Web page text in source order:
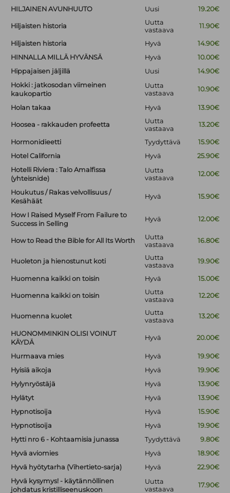
HILJAINEN AVUNHUUTO
Uusi 19.20€
Hiljaisten historia
Uutta
vastaava
11.90€
Hiljaisten historia Hyvä
14.90€
HINNALLA MILLÄ HYVÄNSÄ
Hyvä
10.00€
Hippajaisen jäljillä
Uusi
14.90€
Hokki : jatkosodan viimeinen
kaukopartio
Uutta
vastaava
10.90€
Holan takaa Hyvä 13.90€
Hoosea - rakkauden profeetta
Uutta
vastaava
13.20€
Hormonidieetti Tyydyttävä
15.90€
Hotel California
Hyvä
25.90€
Hotelli Riviera : Talo Amalfissa
(yhteisnide)
Uutta
vastaava
12.00€
Houkutus / Rakas velvollisuus /
Kesähäät
Hyvä 15.90€
How I Raised Myself From Failure to
Success in Selling
Hyvä 12.00€
How to Read the Bible for All Its Worth
Uutta
vastaava
16.80€
Huoleton ja hienostunut koti
Uutta
vastaava
19.90€
Huomenna kaikki on toisin Hyvä 15.00€
Huomenna kaikki on toisin
Uutta
vastaava
12.20€
Huomenna kuolet
Uutta
vastaava
13.20€
HUONOMMINKIN OLISI VOINUT
KÄYDÄ
Hyvä 20.00€
Hurmaava mies Hyvä
19.90€
Hyisiä aikoja
Hyvä
19.90€
Hylynryöstäjä
Hyvä
13.90€
Hylätyt
Hyvä
13.90€
Hypnotisoija
Hyvä
15.90€
Hypnotisoija
Hyvä
19.90€
Hytti nro 6 - Kohtaamisia junassa
Tyydyttävä
9.80€
Hyvä aviomies
Hyvä
18.90€
Hyvä hyötytarha (Vihertieto-sarja)
Hyvä
22.90€
Hyvä kysymys! - käytännöllinen
johdatus kristilliseenuskoon
Uutta
vastaava
17.90€